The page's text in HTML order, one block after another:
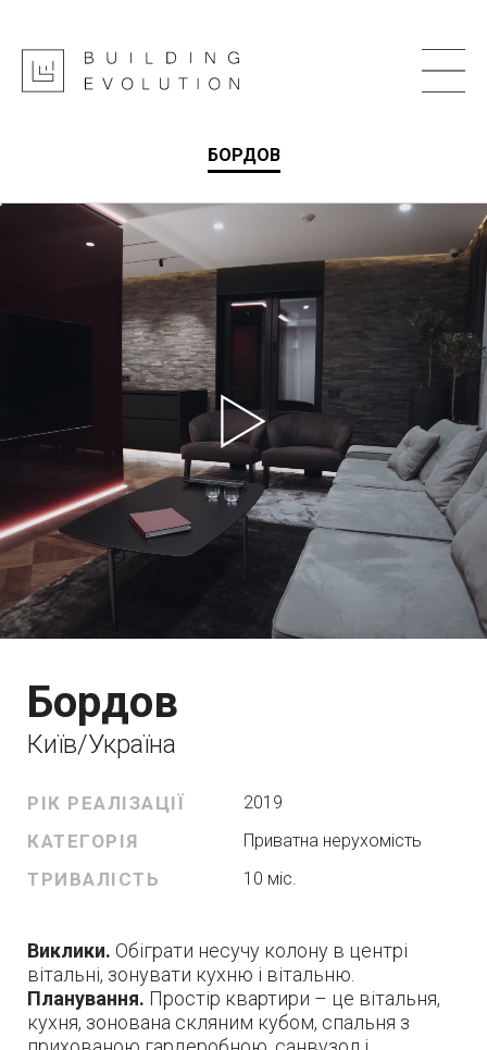
БОРДОВ
Бордов
Київ/Україна
РІК РЕАЛІЗАЦІЇ 2019
КАТЕГОРІЯ Приватна нерухомість
ТРИВАЛІСТЬ 10 міс.
Виклики. Обіграти несучу колону в центрі
вітальні, зонувати кухню і вітальню.
Планування. Простір квартири – це вітальня,
кухня, зонована скляним кубом, спальня з